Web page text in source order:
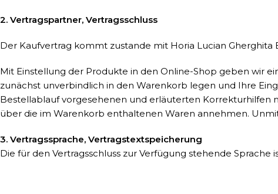
2. Vertragspartner, Vertragsschluss
Der Kaufvertrag kommt zustande mit Horia Lucian Gherghita
Mit Einstellung der Produkte in den Online-Shop geben wir
zunächst unverbindlich in den Warenkorb legen und Ihre
Bestellablauf vorgesehenen und erläuterten Korrekturhilfen
über die im Warenkorb enthaltenen Waren annehmen.
3. Vertragssprache, Vertragstextspeicherung
Die für den Vertragsschluss zur Verfügung stehende Sprache